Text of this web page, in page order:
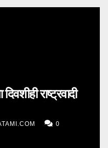
राष्ट्रवादी
0